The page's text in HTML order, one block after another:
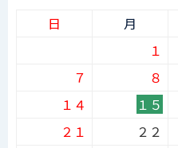
日 月
１
７
８
１４
１５
２１
２２